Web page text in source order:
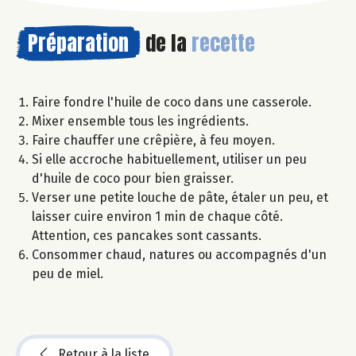
Préparation de la recette
Faire fondre l'huile de coco dans une casserole.
Mixer ensemble tous les ingrédients.
Faire chauffer une crêpière, à feu moyen.
Si elle accroche habituellement, utiliser un peu
d'huile de coco pour bien graisser.
Verser une petite louche de pâte, étaler un peu, et
laisser cuire environ 1 min de chaque côté.
Attention, ces pancakes sont cassants.
Consommer chaud, natures ou accompagnés d'un
peu de miel.